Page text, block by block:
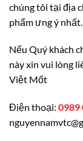
chúng tôi tại địa
phẩm ưng ý nhất.
Nếu Quý khách
này xin vui lòng
Việt Mốt
Điện thoại: 0989